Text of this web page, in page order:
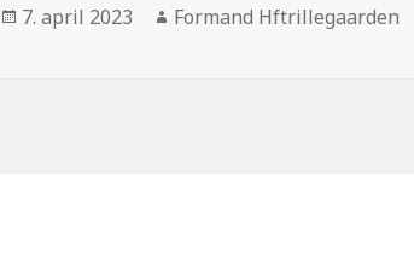
Udgivet
7. april 2023 Forfatter
Formand Hftrillegaarden